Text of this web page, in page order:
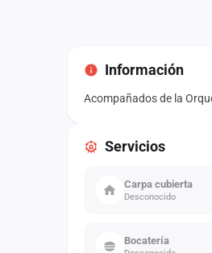
Información
Acompañados de la
Servicios
Carpa cubierta
Desconocido
Bocatería